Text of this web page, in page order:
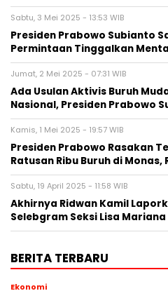
Sabtu, 3 Mei 2025 - 13:53 WIB
Presiden Prabowo Subianto
Permintaan Tinggalkan
Jumat, 2 Mei 2025 - 07:31 WIB
Ada Usulan Aktivis Buruh
Nasional, Presiden Prabowo
Kamis, 1 Mei 2025 - 19:57 WIB
Presiden Prabowo Rasakan
Ratusan Ribu Buruh di Monas,
Sabtu, 19 April 2025 - 11:58 WIB
Akhirnya Ridwan Kamil
Selebgram Seksi Lisa
BERITA TERBARU
Ekonomi